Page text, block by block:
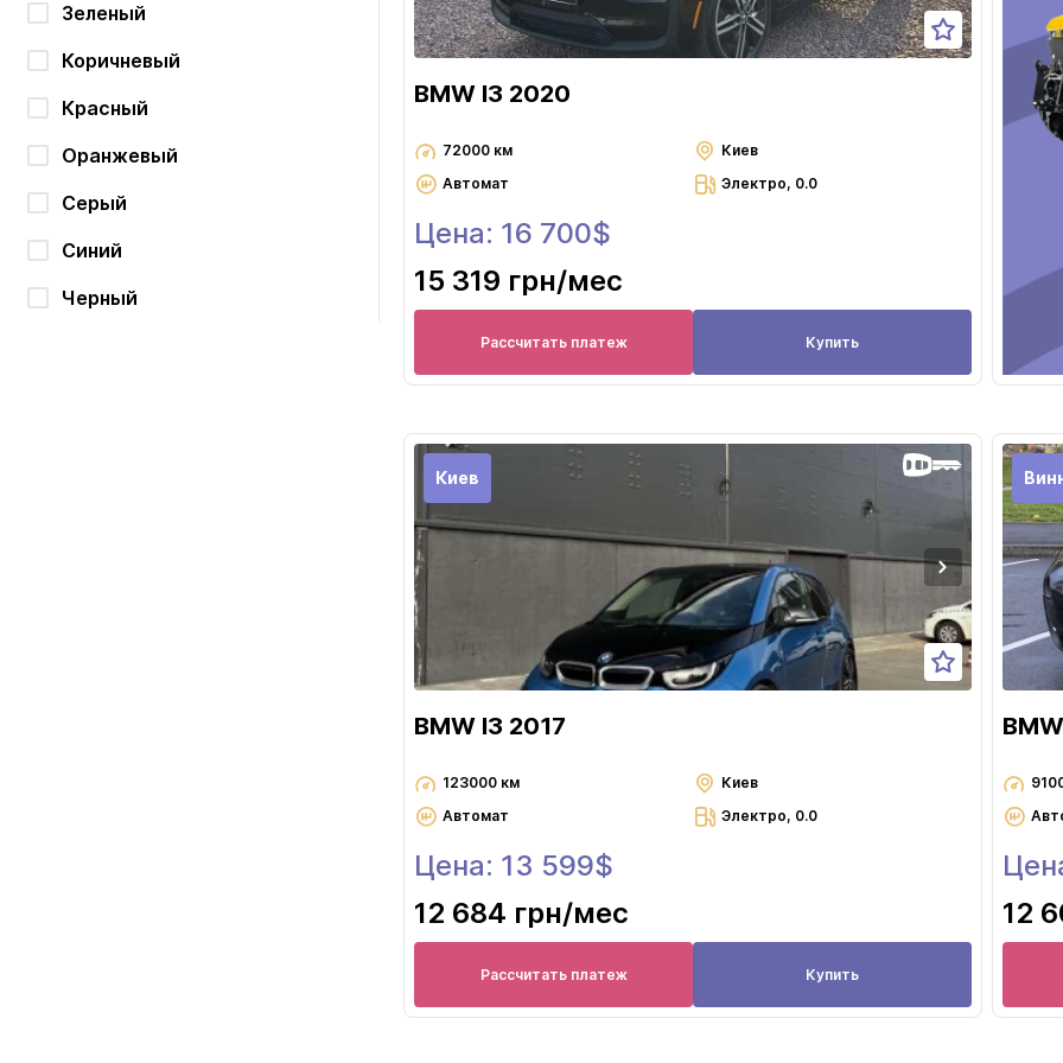
Зеленый
Коричневый
Красный
Оранжевый
Серый
Синий
Черный
BMW I3 2020
72000 км
Киев
Автомат
Электро, 0.0
Цена: 16 700$
15 319 грн/мес
Рассчитать платеж Купить
Киев
BMW I3 2017
123000 км
Киев
Автомат
Электро, 0.0
Цена: 13 599$
12 684 грн/мес
Рассчитать платеж Купить
12